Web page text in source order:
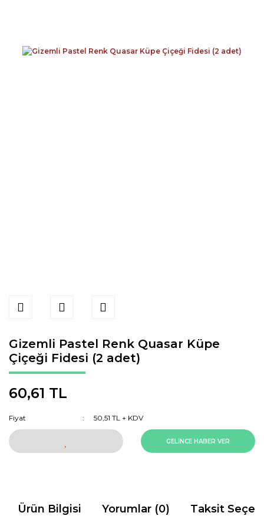
Gizemli Pastel Renk Quasar Küpe
Çiçeği Fidesi (2 adet)
60,61 TL
Fiyat 50,51 TL + KDV
GELİNCE HABER VER
Ürün Bilgisi Yorumlar (0) Taksit